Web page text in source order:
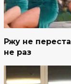
Ржу не
не раз